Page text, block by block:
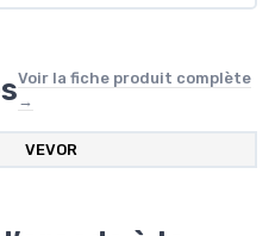
Voir la fiche produit complète
→
VEVOR